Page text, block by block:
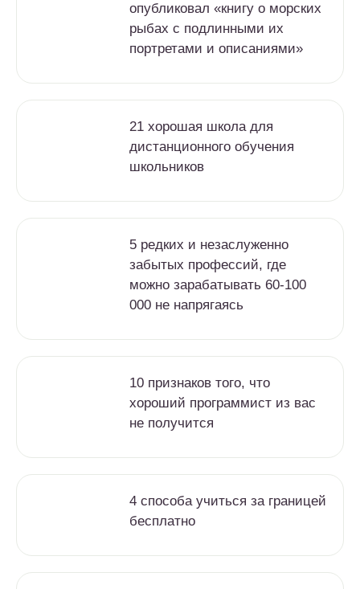
опубликовал «книгу о морских
рыбах с подлинными их
портретами и описаниями»
21 хорошая школа для
дистанционного обучения
школьников
5 редких и незаслуженно
забытых профессий, где
можно зарабатывать 60-100
000 не напрягаясь
10 признаков того, что
хороший программист из вас
не получится
4 способа учиться за границей
бесплатно